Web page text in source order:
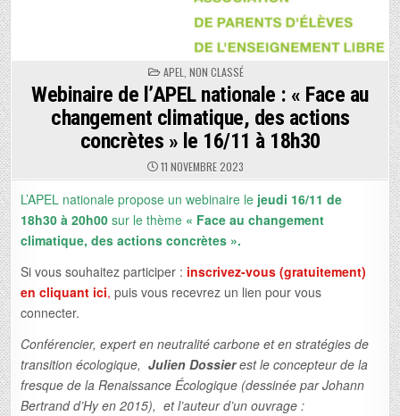
POSTED
IN
APEL NON CLASSÉ
Webinaire de l’APEL nationale : « Face au
changement climatique, des actions
concrètes » le 16/11 à 18h30
11 NOVEMBRE 2023
L’APEL nationale propose un webinaire le jeudi 16/11 de
18h30 à 20h00sur le thème « Face au changement
climatique, des actions concrètes ».
Si vous souhaitez participer : inscrivez-vous (gratuitement)
en cliquant ici, puis vous recevrez un lien pour vous
connecter.
Conférencier, expert en neutralité carbone et en stratégies de
transition écologique,Julien Dossierest le concepteur de la
fresque de la Renaissance Écologique (dessinée par Johann
Bertrand d’Hy en 2015), et l’auteur d’un ouvrage :